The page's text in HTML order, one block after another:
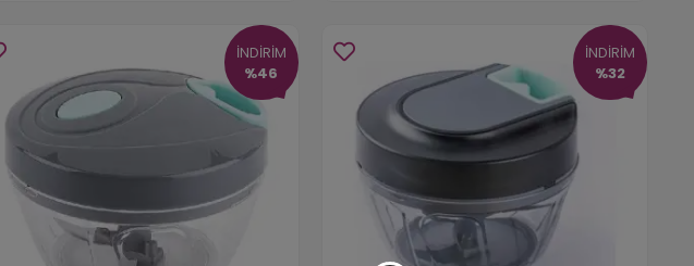
İNDİRİM
%46
İNDİRİM
%32